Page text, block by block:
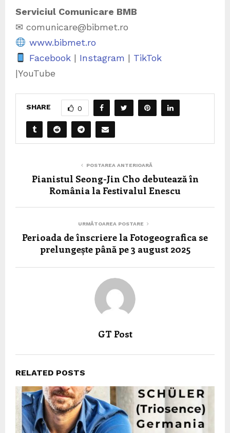
Serviciul Comunicare BMB
✉ comunicare@bibmet.ro
www.bibmet.ro
Facebook| Instagram | TikTok
|YouTube
SHARE 0
POSTAREA ANTERIOARĂ
Pianistul Seong-Jin Cho debutează în
România la Festivalul Enescu
URMĂTOAREA POSTARE
Perioada de înscriere la Fotogeografica se
prelungește până pe 3 august 2025
GT Post
RELATED POSTS